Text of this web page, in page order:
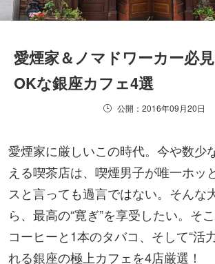
愛煙家＆ノマドワーカー必
OKな銀座カフェ4選
公開：2016年09月20日
愛煙家に厳しいこの時代。今や数少
える喫茶店は、喫煙男子が唯一ホッ
スと言っても過言ではない。そんな
ら、最高の“寛ぎ”を享受したい。そ
コーヒーと1本のタバコ、そして“活
れる銀座の極上カフェを4店厳選！